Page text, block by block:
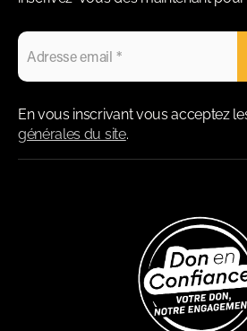
En vous inscrivant vous acceptez
générales du site.